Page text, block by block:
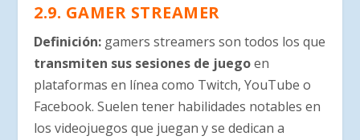
2.9. GAMER STREAMER
Definición: gamers streamers son todos los que
transmiten sus sesiones de juegoen
plataformas en línea como Twitch, YouTube o
Facebook. Suelen tener habilidades notables en
los videojuegos que juegan y se dedican a